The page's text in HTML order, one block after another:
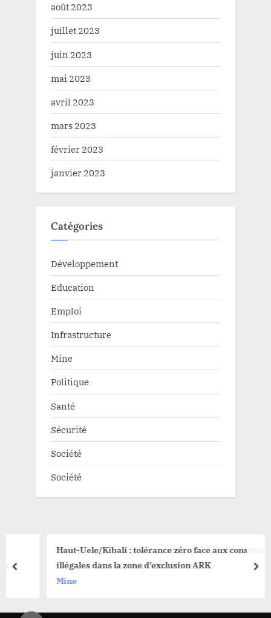
août 2023
juillet 2023
juin 2023
mai 2023
avril 2023
mars 2023
février 2023
janvier 2023
Catégories
Développement
Education
Emploi
Infrastructure
Mine
Politique
Santé
Sécurité
Société
Société
Haut-Uele/Kibali : tolérance zéro face aux constructions
illégales dans la zone d’exclusion ARK
prev